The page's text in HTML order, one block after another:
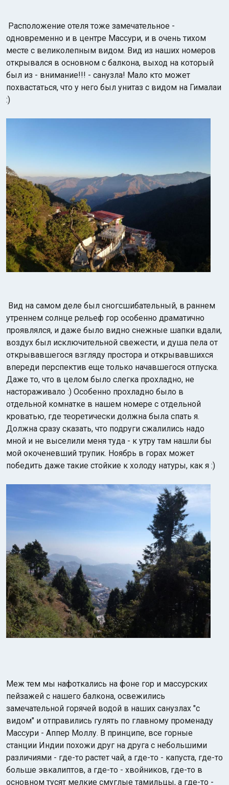
Расположение отеля тоже замечательное -
одновременно и в центре Массури, и в очень тихом
месте с великолепным видом. Вид из наших номеров
открывался в основном с балкона, выход на который
был из - внимание!!! - санузла! Мало кто может
похвастаться, что у него был унитаз с видом на Гималаи
:)
Вид на самом деле был сногсшибательный, в раннем
утреннем солнце рельеф гор особенно драматично
проявлялся, и даже было видно снежные шапки вдали,
воздух был исключительной свежести, и душа пела от
открывавшегося взгляду простора и открывавшихся
впереди перспектив еще только начавшегося отпуска.
Даже то, что в целом было слегка прохладно, не
настораживало :) Особенно прохладно было в
отдельной комнатке в нашем номере с отдельной
кроватью, где теоретически должна была спать я.
Должна сразу сказать, что подруги сжалились надо
мной и не выселили меня туда - к утру там нашли бы
мой окоченевший трупик. Ноябрь в горах может
победить даже такие стойкие к холоду натуры, как я :)
Меж тем мы нафоткались на фоне гор и массурских
пейзажей с нашего балкона, освежились
замечательной горячей водой в наших санузлах "с
видом" и отправились гулять по главному променаду
Массури - Аппер Моллу. В принципе, все горные
станции Индии похожи друг на друга с небольшими
различиями - где-то растет чай, а где-то - капуста, где-то
больше эвкалиптов, а где-то - хвойников, где-то в
основном тусят мелкие смуглые тамильцы, а где-то -